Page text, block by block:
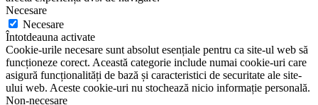
Necesare
Necesare
Întotdeauna activate
Cookie-urile necesare sunt absolut esențiale pentru ca site-ul web să
funcționeze corect. Această categorie include numai cookie-uri care
asigură funcționalități de bază și caracteristici de securitate ale site-
ului web. Aceste cookie-uri nu stochează nicio informație personală.
Non-necesare